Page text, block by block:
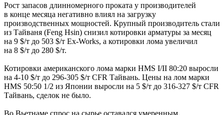
Рост запасов длинномерного проката у производителей
в конце месяца негативно влиял на загрузку
производственных мощностей. Крупный производитель стали
из Тайваня (Feng Hsin) снизил котировки арматуры за месяц
на 9 $/т до 503 $/т Ex-Works, а котировки лома увеличил
на 8 $/т до 280 $/т.
Котировки американского лома марки HMS I/II 80:20 выросли
на 4-10 $/т до 296-305 $/т CFR Тайвань. Цены на лом марки
HMS 50:50 1/2 из Японии выросли на 5 $/т до 316-327 $/т CFR
Тайвань, сделок не было.
Во Вьетнаме спрос на сырье оставался умеренным.